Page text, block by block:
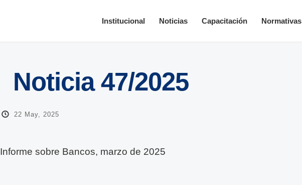
Institucional Noticias Capacitación Normativas
Noticia 47/2025
22 May, 2025
Informe sobre Bancos, marzo de 2025